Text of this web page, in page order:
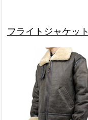
フライトジャケット